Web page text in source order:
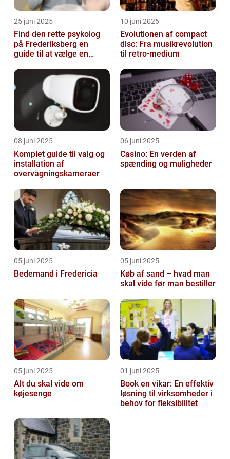
25 juni 2025
Find den rette psykolog
på Frederiksberg en
guide til at vælge en
10 juni 2025
Evolutionen af compact
disc: Fra musikrevolution
til retro-medium
08 juni 2025
Komplet guide til valg og
installation af
overvågningskameraer
06 juni 2025
Casino: En verden af
spænding og muligheder
05 juni 2025
Bedemand i Fredericia
05 juni 2025
Køb af sand – hvad man
skal vide før man bestiller
05 juni 2025
Alt du skal vide om
køjesenge
01 juni 2025
Book en vikar: En effektiv
løsning til virksomheder i
behov for fleksibilitet